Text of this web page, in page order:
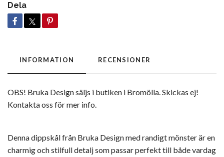
Dela
INFORMATION RECENSIONER
OBS! Bruka Design säljs i butiken i Bromölla. Skickas ej!
Kontakta oss för mer info.
Denna dippskål från Bruka Design med randigt mönster är en
charmig och stilfull detalj som passar perfekt till både vardag